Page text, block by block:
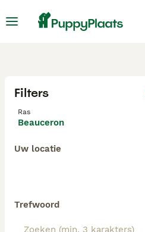
Filters
Ras
Beauceron
Uw locatie
Trefwoord